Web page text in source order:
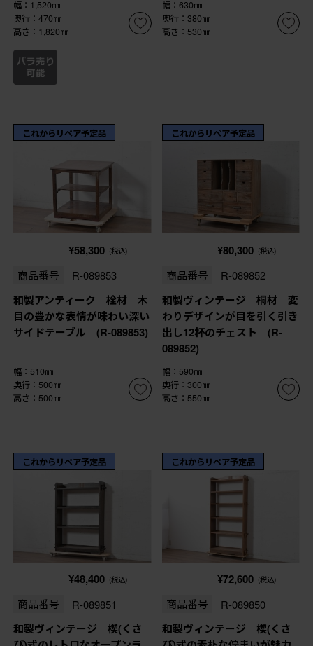
幅：1,520㎜
奥行：470㎜
高さ：1,820㎜
幅：630㎜
奥行：380㎜
高さ：530㎜
これからリペア予定品
¥58,300 (税込)
商品番号 R-089853
和製アンティーク 栓材 木
目の豊かな表情が味わい深い
サイドテーブル (R-089853)
幅：510㎜
奥行：500㎜
高さ：500㎜
これからリペア予定品
¥80,300 (税込)
商品番号 R-089852
和製ヴィンテージ 桐材 変
わりデザインが目を引く引き
出し12杯のチェスト (R-
089852)
幅：590㎜
奥行：300㎜
高さ：550㎜
これからリペア予定品
¥48,400 (税込)
商品番号 R-089851
和製ヴィンテージ 楔(くさ
これからリペア予定品
¥72,600 (税込)
商品番号 R-089850
和製ヴィンテージ 楔(くさ